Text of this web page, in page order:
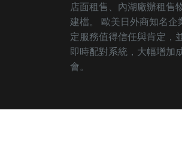
店面租售、內湖廠辦租售
建檔。 歐美日外商知名企
定服務值得信任與肯定，
即時配對系統，大幅增加
會。